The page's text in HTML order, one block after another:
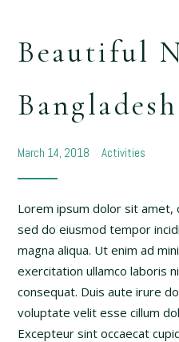
Beautiful
Bangladesh
March 14, 2018 Activities
Lorem ipsum dolor sit amet,
sed do eiusmod tempor
magna aliqua. Ut enim ad
exercitation ullamco laboris
consequat. Duis aute irure
voluptate velit esse cillum
Excepteur sint occaecat